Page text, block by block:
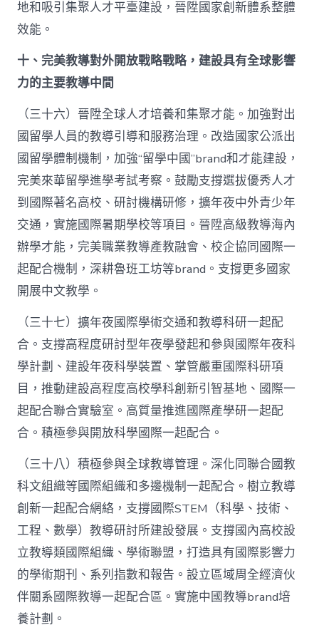
地和吸引集聚人才平臺建設，晉陞國家創新體系整體
效能。
十、完美教導對外開放戰略戰略，建設具有全球影響
力的主要教導中間
（三十六）晉陞全球人才培養和集聚才能。加強對出
國留學人員的教導引導和服務治理。改造國家公派出
國留學體制機制，加強“留學中國”brand和才能建設，
完美來華留學進學考試考察。鼓勵支撐選拔優秀人才
到國際著名高校、研討機構研修，擴年夜中外青少年
交通，實施國際暑期學校等項目。晉陞高級教導海內
辦學才能，完美職業教導產教融會、校企協同國際一
起配合機制，深耕魯班工坊等brand。支撐更多國家
開展中文教學。
（三十七）擴年夜國際學術交通和教導科研一起配
合。支撐高程度研討型年夜學發起和參與國際年夜科
學計劃、建設年夜科學裝置、掌管嚴重國際科研項
目，推動建設高程度高校學科創新引智基地、國際一
起配合聯合實驗室。高質量推進國際產學研一起配
合。積極參與開放科學國際一起配合。
（三十八）積極參與全球教導管理。深化同聯合國教
科文組織等國際組織和多邊機制一起配合。樹立教導
創新一起配合網絡，支撐國際STEM（科學、技術、
工程、數學）教導研討所建設發展。支撐國內高校設
立教導類國際組織、學術聯盟，打造具有國際影響力
的學術期刊、系列指數和報告。設立區域周全經濟伙
伴關系國際教導一起配合區。實施中國教導brand培
養計劃。